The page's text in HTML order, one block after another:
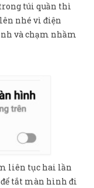
túi quần thì
nhé vì điện
và chạm nhầm
liên tục hai lần
tắt màn hình đi